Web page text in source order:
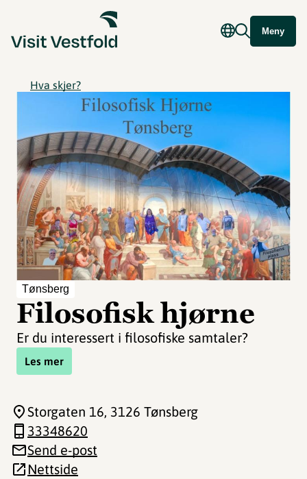
Meny
Hva skjer?
Tønsberg
Filosofisk hjørne
Er du interessert i filosofiske samtaler?
Les mer
Storgaten 16, 3126 Tønsberg
33348620
Send e-post
Nettside